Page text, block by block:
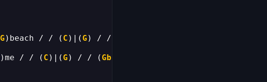
G )beach / / ( C )|( G
)me / / ( C )|( G ) / / ( Gb